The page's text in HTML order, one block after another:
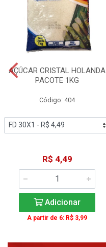
AÇÚCAR CRISTAL HOLANDA
PACOTE 1KG
Código: 404
R$ 4,49
Adicionar
A partir de 6: R$ 3,99